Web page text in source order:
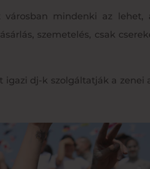
városban mindenki az lehet,
szemetelés, csak
dj-k szolgáltatják a zenei